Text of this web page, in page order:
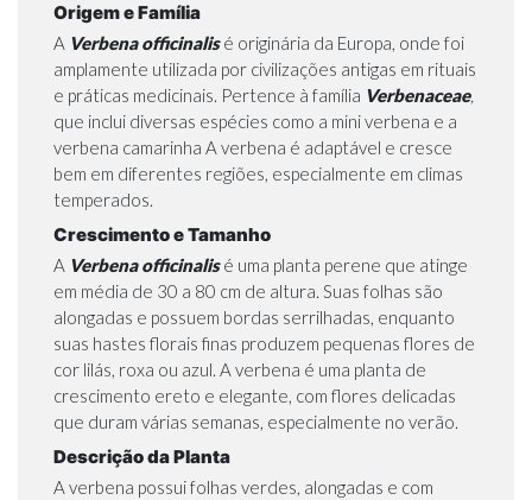
Origem e Família
A Verbena officinalisé originária da Europa, onde foi
amplamente utilizada por civilizações antigas em rituais
e práticas medicinais. Pertence à família Verbenaceae,
que inclui diversas espécies como a mini verbena e a
verbena camarinha A verbena é adaptável e cresce
bem em diferentes regiões, especialmente em climas
temperados.
Crescimento e Tamanho
A Verbena officinalisé uma planta perene que atinge
em média de 30 a 80 cm de altura. Suas folhas são
alongadas e possuem bordas serrilhadas, enquanto
suas hastes florais finas produzem pequenas flores de
cor lilás, roxa ou azul. A verbena é uma planta de
crescimento ereto e elegante, com flores delicadas
que duram várias semanas, especialmente no verão.
Descrição da Planta
A verbena possui folhas verdes, alongadas e com